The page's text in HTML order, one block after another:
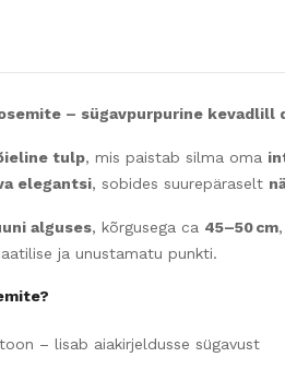
– sügavpurpurine
tulp, mis paistab silma oma
elegantsi, sobides suurepäraselt
alguses, kõrgusega ca 45–50 cm
ja unustamatu punkti.
– lisab aiakirjeldusse sügavust